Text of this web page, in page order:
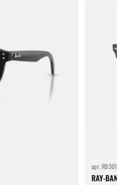
арт.RB3016
RAY-BAN